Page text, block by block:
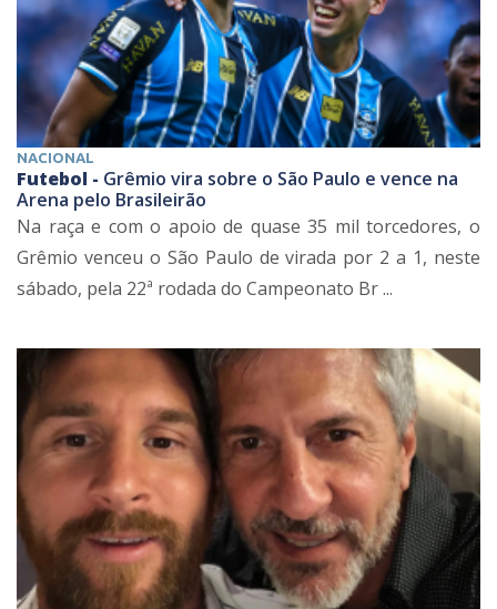
NACIONAL
Futebol - Grêmio vira sobre o São Paulo e vence na
Arena pelo Brasileirão
Na raça e com o apoio de quase 35 mil torcedores, o
Grêmio venceu o São Paulo de virada por 2 a 1, neste
sábado, pela 22ª rodada do Campeonato Br ...